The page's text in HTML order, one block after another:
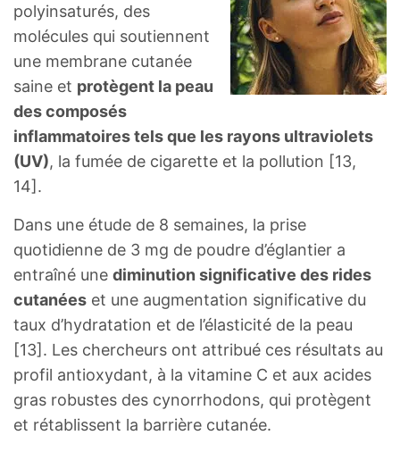
polyinsaturés, des
molécules qui soutiennent
une membrane cutanée
saine et protègent la peau
des composés
inflammatoires tels que les rayons ultraviolets
(UV), la fumée de cigarette et la pollution [13,
14].
Dans une étude de 8 semaines, la prise
quotidienne de 3 mg de poudre d’églantier a
entraîné une diminution significative des rides
cutanées et une augmentation significative du
taux d’hydratation et de l’élasticité de la peau
[13]. Les chercheurs ont attribué ces résultats au
profil antioxydant, à la vitamine C et aux acides
gras robustes des cynorrhodons, qui protègent
et rétablissent la barrière cutanée.